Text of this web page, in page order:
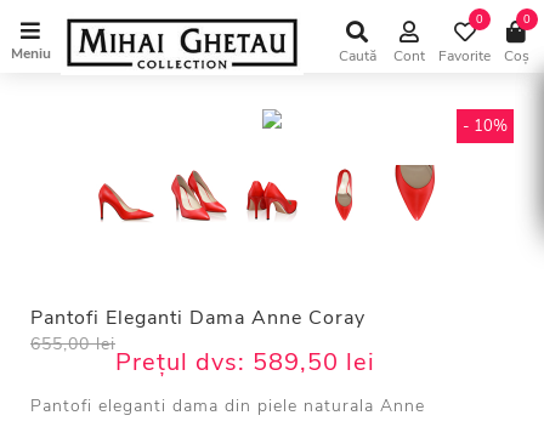
Meniu Caută Cont Favorite
0
Coș
0
- 10%
Pantofi Eleganti Dama Anne Coray
655,00 lei
Prețul dvs: 589,50 lei
Pantofi eleganti dama din piele naturala Anne